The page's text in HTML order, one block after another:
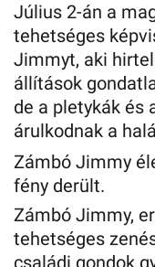
Július 2-án a
tehetséges
Jimmyt, aki
állítások
de a pletykák és
árulkodnak a
Zámbó Jimmy
fény derült.
Zámbó Jimmy,
tehetséges